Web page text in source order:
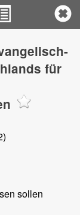
für
sollen